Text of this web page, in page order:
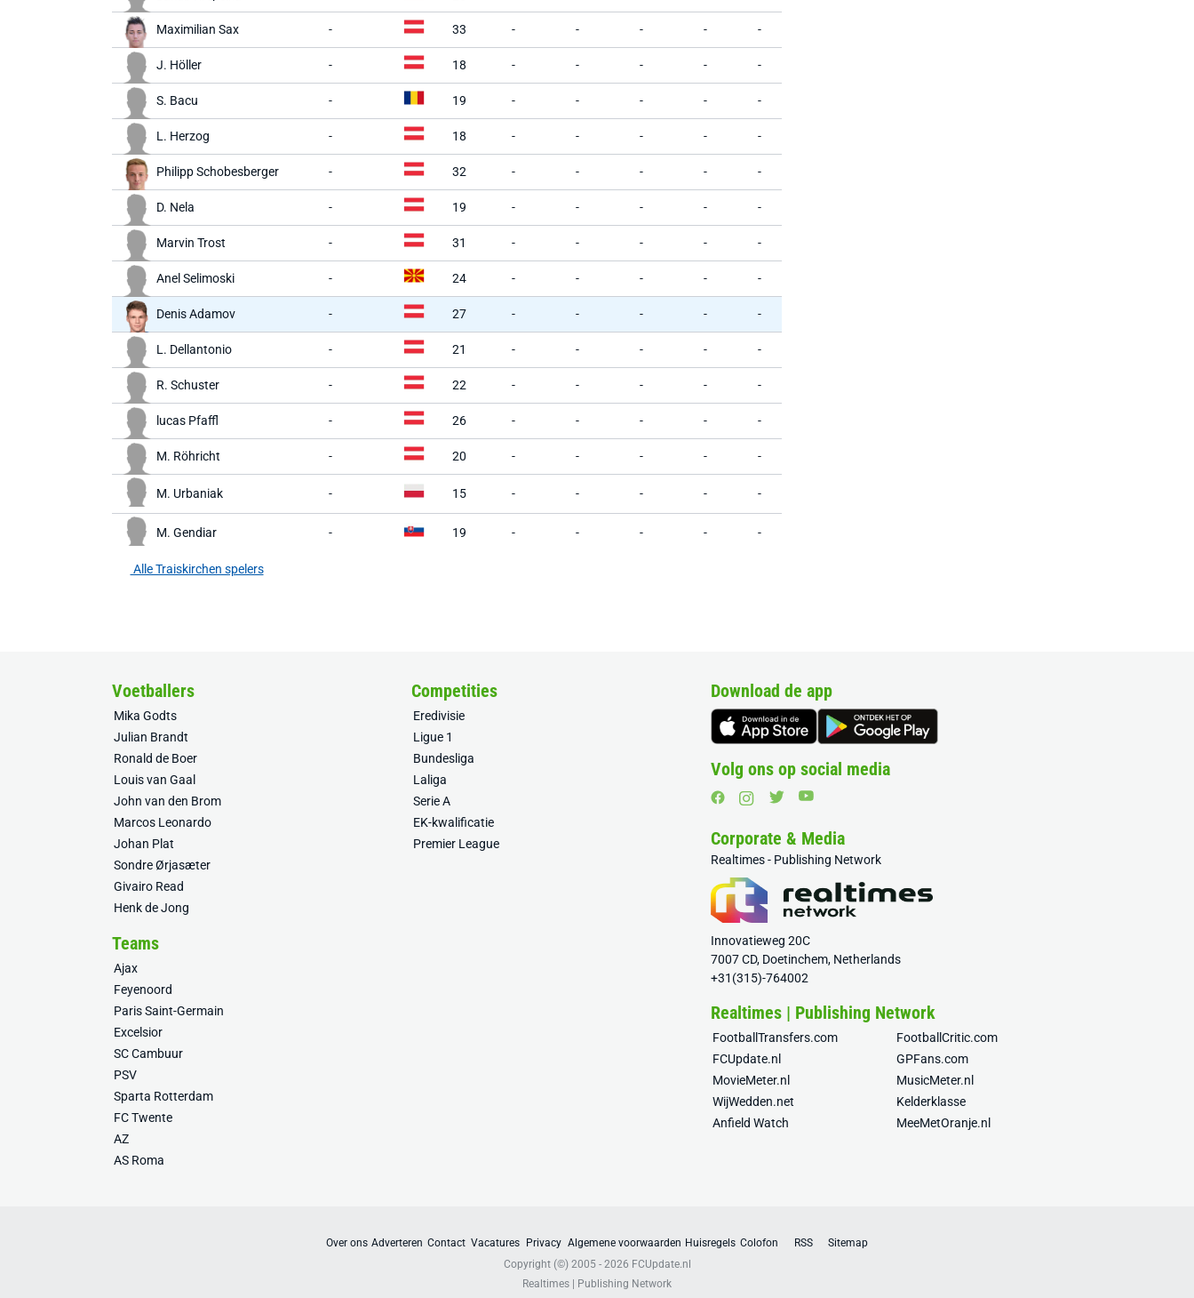
Maximilian Sax - 33 - - - - -
J. Höller - 18 - - - - -
S. Bacu - 19 - - - - -
L. Herzog - 18 - - - - -
Philipp Schobesberger - 32 - - - - -
D. Nela - 19 - - - - -
Marvin Trost - 31 - - - - -
Anel Selimoski - 24 - - - - -
Denis Adamov - 27 - - - - -
L. Dellantonio - 21 - - - - -
R. Schuster - 22 - - - - -
lucas Pfaffl - 26 - - - - -
M. Röhricht - 20 - - - - -
M. Urbaniak - 15 - - - - -
M. Gendiar - 19 - - - - -
Alle Traiskirchen spelers
Voetballers
Mika Godts
Julian Brandt
Ronald de Boer
Louis van Gaal
John van den Brom
Marcos Leonardo
Johan Plat
Sondre Ørjasæter
Givairo Read
Henk de Jong
Competities
Eredivisie
Ligue 1
Bundesliga
Laliga
Serie A
EK-kwalificatie
Premier League
Teams
Ajax
Feyenoord
Paris Saint-Germain
Excelsior
SC Cambuur
PSV
Sparta Rotterdam
FC Twente
AZ
AS Roma
Download de app
Volg ons op social media
Corporate & Media
Realtimes - Publishing Network
Innovatieweg 20C
7007 CD, Doetinchem, Netherlands
+31(315)-764002
Realtimes | Publishing Network
FootballTransfers.com
FootballCritic.com
FCUpdate.nl
GPFans.com
MovieMeter.nl
MusicMeter.nl
WijWedden.net
Kelderklasse
Anfield Watch
MeeMetOranje.nl
Over ons Adverteren Contact Vacatures Privacy Algemene voorwaarden Huisregels Colofon RSS
Sitemap
Copyright (©) 2005 - 2026 FCUpdate.nl
Realtimes | Publishing Network